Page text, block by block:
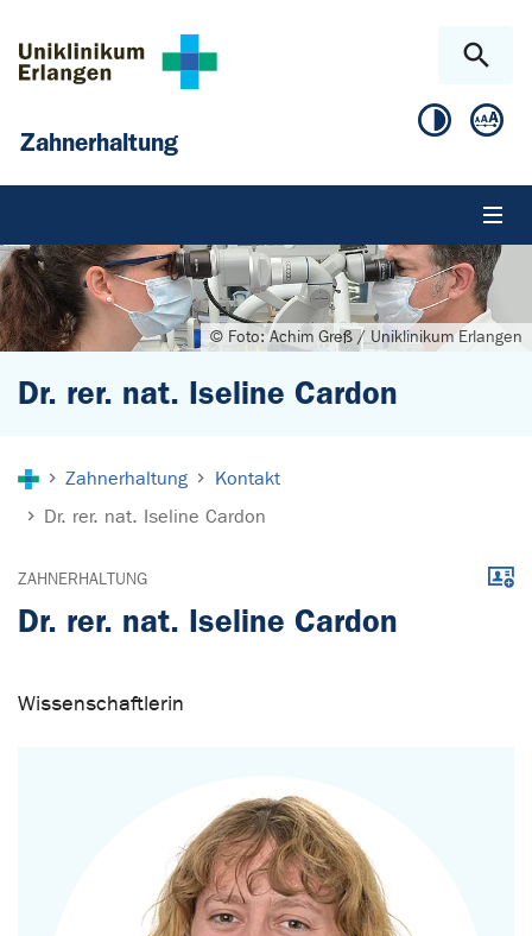
Zahnerhaltung
© Foto: Achim Greß / Uniklinikum Erlangen
Dr. rer. nat. Iseline Cardon
Zahnerhaltung
Kontakt
Dr. rer. nat. Iseline Cardon
ZAHNERHALTUNG
Dr. rer. nat. Iseline Cardon
Wissenschaftlerin